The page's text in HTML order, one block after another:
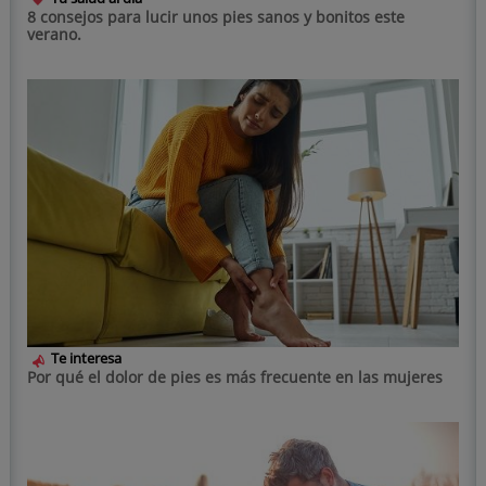
8 consejos para lucir unos pies sanos y bonitos este
verano.
Te interesa
Por qué el dolor de pies es más frecuente en las mujeres